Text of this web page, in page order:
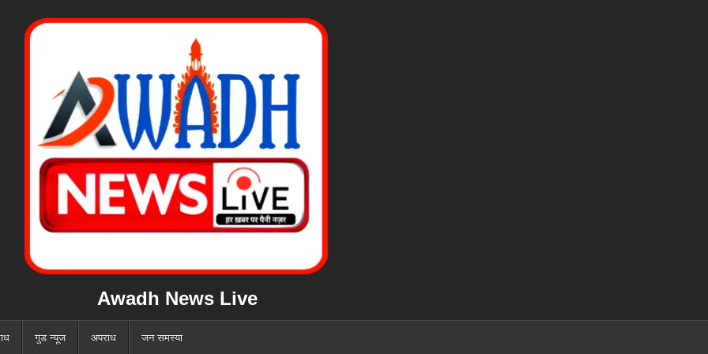
Awadh News Live
गुड न्यूज अपराध जन समस्या